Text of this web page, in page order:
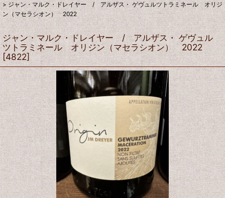
> ジャン・マルク・ドレイヤー / アルザス・ ゲヴュルツトラミネール オリジ
ン（マセラシオン） 2022
ジャン・マルク・ドレイヤー / アルザス・ ゲヴュル
ツトラミネール オリジン（マセラシオン） 2022
[4822]